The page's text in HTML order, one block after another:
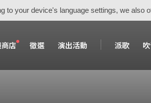
to your device's language settings, we also
店 徵選 演出活動 派歌